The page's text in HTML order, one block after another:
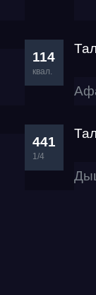
114
квал.
441
1/4